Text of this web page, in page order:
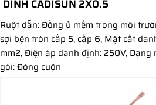
DÍNH CADISUN 2X0.5
Ruột dẫn: Đồng ủ mềm trong môi
sợi bện tròn cấp 5, cấp 6, Mặt cắt
mm2, Điện áp danh định: 250V,
gói: Đóng cuộn